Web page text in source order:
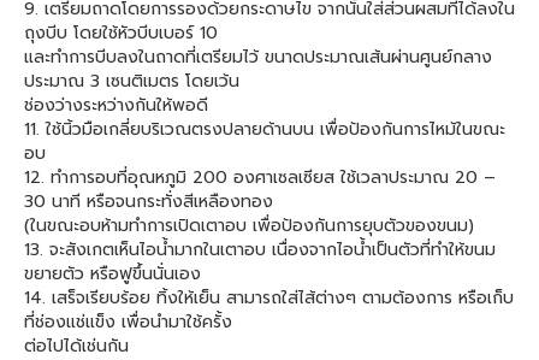
9. เตรียมถาดโดยการรองด้วยกระดาษไข จากนั้นใส่ส่วนผสมที่ได้ลงใน
ถุงบีบ โดยใช้หัวบีบเบอร์ 10
และทำการบีบลงในถาดที่เตรียมไว้ ขนาดประมาณเส้นผ่านศูนย์กลาง
ประมาณ 3 เซนติเมตร โดยเว้น
ช่องว่างระหว่างกันให้พอดี
11. ใช้นิ้วมือเกลี่ยบริเวณตรงปลายด้านบน เพื่อป้องกันการไหม้ในขณะ
อบ
12. ทำการอบที่อุณหภูมิ 200 องศาเซลเซียส ใช้เวลาประมาณ 20 –
30 นาที หรือจนกระทั่งสีเหลืองทอง
(ในขณะอบห้ามทำการเปิดเตาอบ เพื่อป้องกันการยุบตัวของขนม)
13. จะสังเกตเห็นไอน้ำมากในเตาอบ เนื่องจากไอน้ำเป็นตัวที่ทำให้ขนม
ขยายตัว หรือฟูขึ้นนั่นเอง
14. เสร็จเรียบร้อย ทิ้งให้เย็น สามารถใส่ไส้ต่างๆ ตามต้องการ หรือเก็บ
ที่ช่องแช่แข็ง เพื่อนำมาใช้ครั้ง
ต่อไปได้เช่นกัน